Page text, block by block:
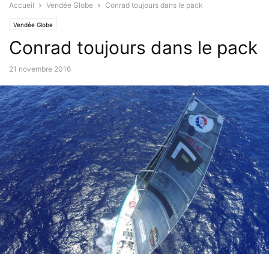
Accueil Vendée Globe Conrad toujours dans le pack
Vendée Globe
Conrad toujours dans le pack
21 novembre 2016